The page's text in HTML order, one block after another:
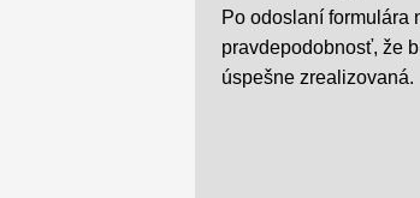
Po odoslaní formulára
pravdepodobnosť, že
úspešne zrealizovaná.